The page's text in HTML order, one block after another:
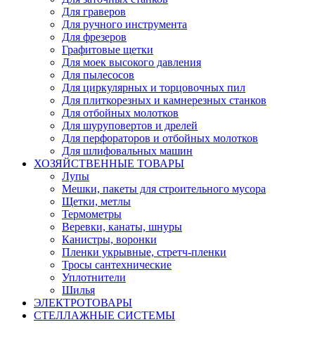
Для граверов
Для ручного инструмента
Для фрезеров
Графитовые щетки
Для моек высокого давления
Для пылесосов
Для циркулярных и торцовочных пил
Для плиткорезных и камнерезных станков
Для отбойных молотков
Для шуруповертов и дрелей
Для перфораторов и отбойных молотков
Для шлифовальных машин
ХОЗЯЙСТВЕННЫЕ ТОВАРЫ
Лупы
Мешки, пакеты для строительного мусора
Щетки, метлы
Термометры
Веревки, канаты, шнуры
Канистры, воронки
Пленки укрывные, стретч-пленки
Тросы сантехнические
Уплотнители
Шилья
ЭЛЕКТРОТОВАРЫ
СТЕЛЛАЖНЫЕ СИСТЕМЫ